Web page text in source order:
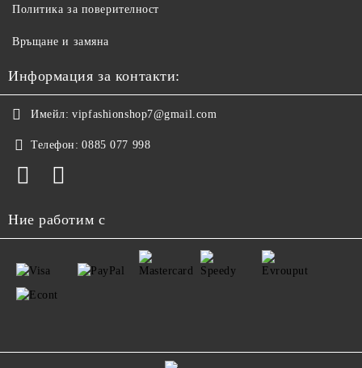
Политика за поверителност
Връщане и замяна
Информация за контакти:
Имейл: vipfashionshop7@gmail.com
Телефон: 0885 077 998
Ние работим с